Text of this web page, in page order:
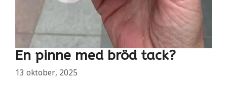
En pinne med bröd tack?
13 oktober, 2025